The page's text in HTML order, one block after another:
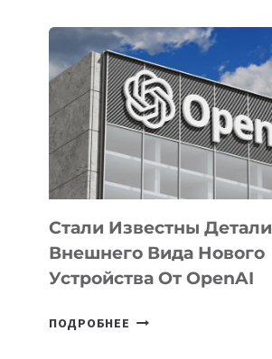
ПРИОРИТЕТНЫЕ
ЗАДАЧИ
ПО
РАЗВИТИЮ
ЭКОСИСТЕМЫ
ИСКУССТВЕННОГО
ИНТЕЛЛЕКТА
Стали Известны Детали
Внешнего Вида Нового
Устройства От OpenAI
ПОДРОБНЕЕ СТАЛИ